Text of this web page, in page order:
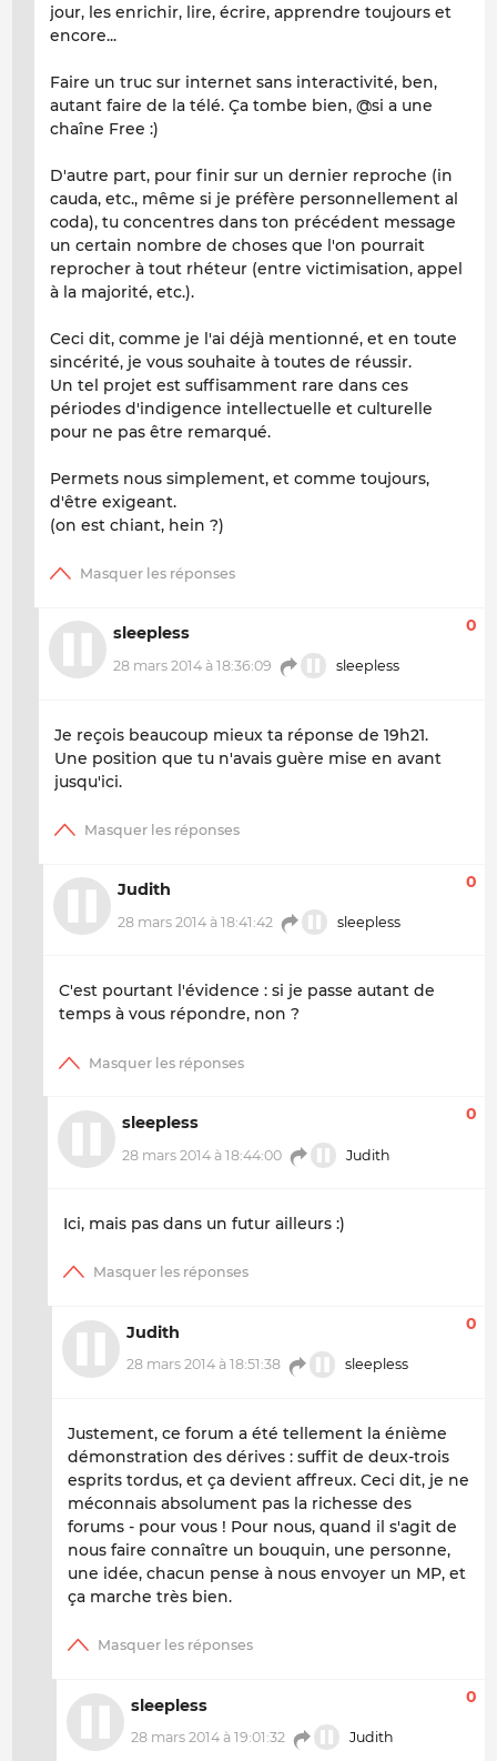
jour, les enrichir, lire, écrire, apprendre toujours et
encore...
Faire un truc sur internet sans interactivité, ben,
autant faire de la télé. Ça tombe bien, @si a une
chaîne Free :)
D'autre part, pour finir sur un dernier reproche (in
cauda, etc., même si je préfère personnellement al
coda), tu concentres dans ton précédent message
un certain nombre de choses que l'on pourrait
reprocher à tout rhéteur (entre victimisation, appel
à la majorité, etc.).
Ceci dit, comme je l'ai déjà mentionné, et en toute
sincérité, je vous souhaite à toutes de réussir.
Un tel projet est suffisamment rare dans ces
périodes d'indigence intellectuelle et culturelle
pour ne pas être remarqué.
Permets nous simplement, et comme toujours,
d'être exigeant.
(on est chiant, hein ?)
sleepless
28 mars 2014 à 18:36:09 sleepless
0
Je reçois beaucoup mieux ta réponse de 19h21.
Une position que tu n'avais guère mise en avant
jusqu'ici.
Judith
28 mars 2014 à 18:41:42 sleepless
0
C'est pourtant l'évidence : si je passe autant de
temps à vous répondre, non ?
sleepless
28 mars 2014 à 18:44:00 Judith
0
Ici, mais pas dans un futur ailleurs :)
Judith
28 mars 2014 à 18:51:38 sleepless
0
Justement, ce forum a été tellement la énième
démonstration des dérives : suffit de deux-trois
esprits tordus, et ça devient affreux. Ceci dit, je ne
méconnais absolument pas la richesse des
forums - pour vous ! Pour nous, quand il s'agit de
nous faire connaître un bouquin, une personne,
une idée, chacun pense à nous envoyer un MP, et
ça marche très bien.
sleepless
28 mars 2014 à 19:01:32 Judith
0